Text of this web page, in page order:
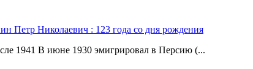
Петр Николаевич : 123 года со дня рождения
1941 В июне 1930 эмигрировал в Персию (...